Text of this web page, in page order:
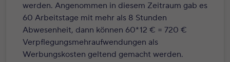
werden. Angenommen in diesem Zeitraum gab es
60 Arbeitstage mit mehr als 8 Stunden
Abwesenheit, dann können 60*12 € = 720 €
Verpflegungsmehraufwendungen als
Werbungskosten geltend gemacht werden.